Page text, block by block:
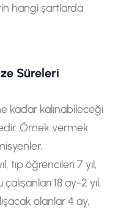
hangi şartlarda
Süreleri
kadar kalınabileceği
Örnek vermek
tıp öğrencileri 7 yıl,
18 ay-2 yıl,
olanlar 4 ay,